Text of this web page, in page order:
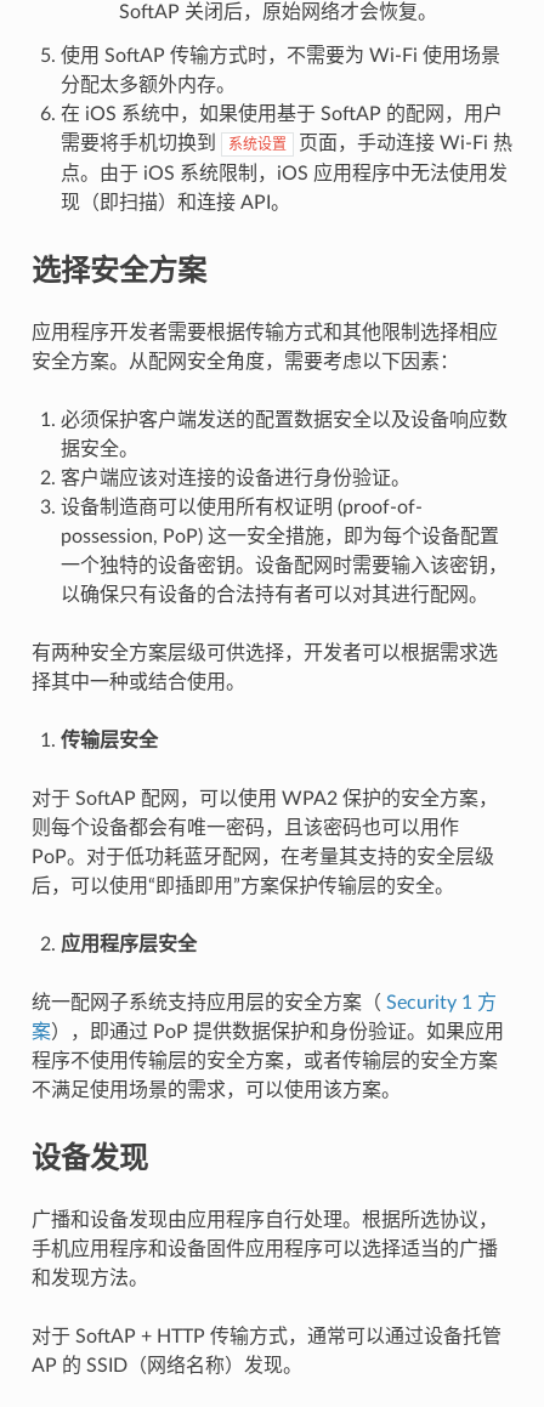
SoftAP 关闭后，原始网络才会恢复。
使用 SoftAP 传输方式时，不需要为 Wi-Fi 使用场景
分配太多额外内存。
在 iOS 系统中，如果使用基于 SoftAP 的配网，用户
需要将手机切换到
系统设置
页面，手动连接 Wi-Fi 热
点。由于 iOS 系统限制，iOS 应用程序中无法使用发
现（即扫描）和连接 API。
选择安全方案
应用程序开发者需要根据传输方式和其他限制选择相应
安全方案。从配网安全角度，需要考虑以下因素：
必须保护客户端发送的配置数据安全以及设备响应数
据安全。
客户端应该对连接的设备进行身份验证。
设备制造商可以使用所有权证明 (proof-of-
possession, PoP) 这一安全措施，即为每个设备配置
一个独特的设备密钥。设备配网时需要输入该密钥，
以确保只有设备的合法持有者可以对其进行配网。
有两种安全方案层级可供选择，开发者可以根据需求选
择其中一种或结合使用。
传输层安全
对于 SoftAP 配网，可以使用 WPA2 保护的安全方案，
则每个设备都会有唯一密码，且该密码也可以用作
PoP。对于低功耗蓝牙配网，在考量其支持的安全层级
后，可以使用“即插即用”方案保护传输层的安全。
应用程序层安全
统一配网子系统支持应用层的安全方案（ Security 1 方
案），即通过 PoP 提供数据保护和身份验证。如果应用
程序不使用传输层的安全方案，或者传输层的安全方案
不满足使用场景的需求，可以使用该方案。
设备发现
广播和设备发现由应用程序自行处理。根据所选协议，
手机应用程序和设备固件应用程序可以选择适当的广播
和发现方法。
对于 SoftAP + HTTP 传输方式，通常可以通过设备托管
AP 的 SSID（网络名称）发现。